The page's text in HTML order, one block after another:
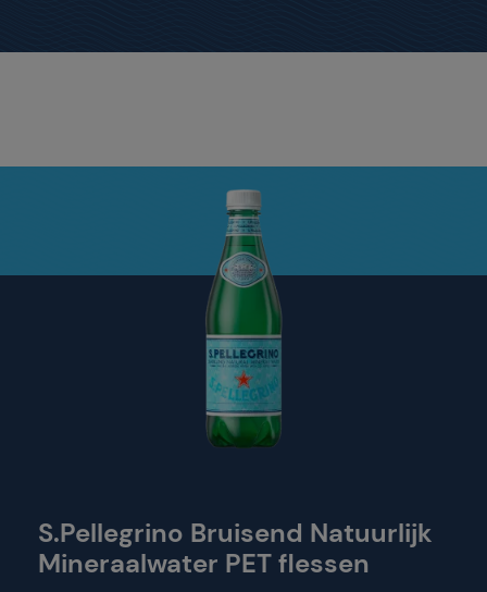
S.Pellegrino Bruisend Natuurlijk
Mineraalwater PET flessen